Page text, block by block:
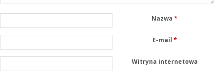
Nazwa*
E-mail *
Witryna internetowa